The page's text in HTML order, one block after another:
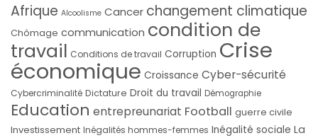
Afrique Alcoolisme Cancer changement climatique
Chômage communication condition de
travail Conditions de travail Corruption Crise
économique Croissance Cyber-sécurité
Cybercriminalité Dictature Droit du travail Démographie
Education entrepreunariat Football guerre civile
Investissement Inégalités hommes-femmes Inégalité sociale La